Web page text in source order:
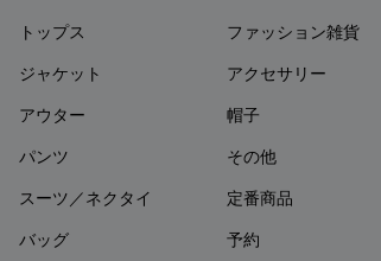
トップス
ジャケット
アウター
パンツ
スーツ／ネクタイ
バッグ
ファッション雑貨
アクセサリー
帽子
その他
定番商品
予約